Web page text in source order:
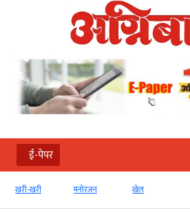
ई-पेपर
खरी-खरी मनोरंजन खेल